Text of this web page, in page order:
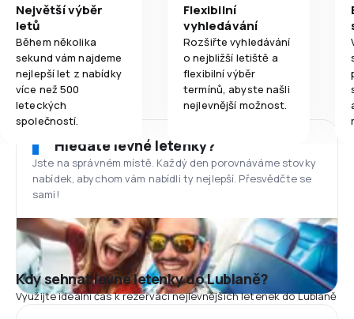
Největší výběr
letů
Během několika
sekund vám najdeme
nejlepší let z nabídky
více než 500
leteckých
společností.
Flexibilní
vyhledávání
Rozšiřte vyhledávání
o nejbližší letiště a
flexibilní výběr
termínů, abyste našli
nejlevnější možnost.
Hledáte levné letenky?
Jste na správném místě. Každý den porovnáváme stovky
nabídek, abychom vám nabídli ty nejlepší. Přesvědčte se
sami!
Kdy sehnat levné letenky do Lublaně?
Využijte ideální čas k rezervaci nejlevnějších letenek do Lublaně